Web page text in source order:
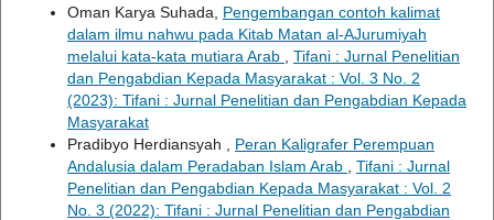
Oman Karya Suhada, Pengembangan contoh kalimat
dalam ilmu nahwu pada Kitab Matan al-AJurumiyah
melalui kata-kata mutiara Arab
Tifani : Jurnal Penelitian
dan Pengabdian Kepada Masyarakat : Vol. 3 No. 2
(2023): Tifani : Jurnal Penelitian dan Pengabdian Kepada
Masyarakat
Pradibyo Herdiansyah , Peran Kaligrafer Perempuan
Andalusia dalam Peradaban Islam Arab
Tifani : Jurnal
Penelitian dan Pengabdian Kepada Masyarakat : Vol. 2
No. 3 (2022): Tifani : Jurnal Penelitian dan Pengabdian